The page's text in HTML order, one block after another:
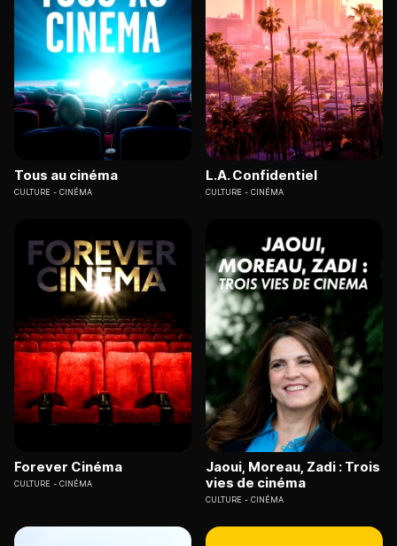
Tous au cinéma
CULTURE CINÉMA
L.A. Confidentiel
CULTURE CINÉMA
Forever Cinéma
CULTURE CINÉMA
Jaoui, Moreau, Zadi : Trois
vies de cinéma
CULTURE CINÉMA